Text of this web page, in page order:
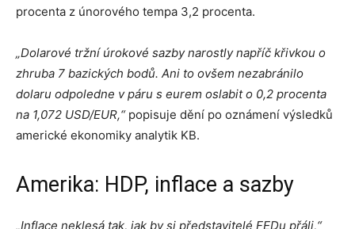
procenta z únorového tempa 3,2 procenta.
„Dolarové tržní úrokové sazby narostly napříč křivkou o
zhruba 7 bazických bodů. Ani to ovšem nezabránilo
dolaru odpoledne v páru s eurem oslabit o 0,2 procenta
na 1,072 USD/EUR,“popisuje dění po oznámení výsledků
americké ekonomiky analytik KB.
Amerika: HDP, inflace a sazby
„Inflace neklesá tak, jak by si představitelé FEDu přáli,“